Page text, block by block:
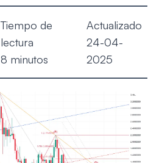
Iniciar Sesión
Tiempo de
lectura
8 minutos
Actualizado
24-04-
2025